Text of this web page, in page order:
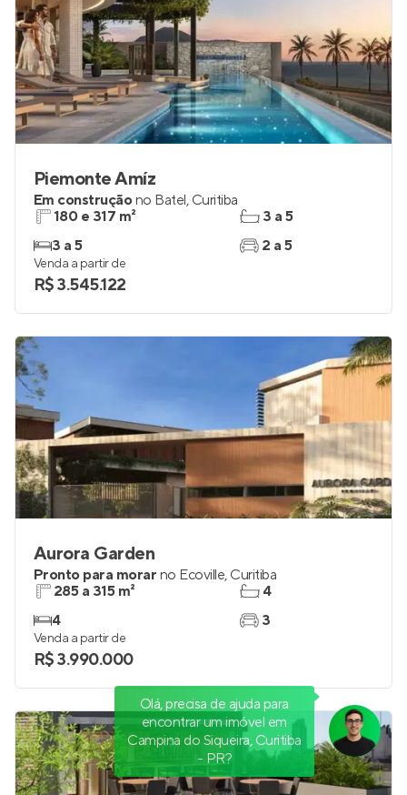
Piemonte Amíz
Em construçãono Batel, Curitiba
180 e 317 m²
3 a 5
3 a 5
2 a 5
Venda a partir de
R$ 3.545.122
Aurora Garden
Pronto para morar no Ecoville, Curitiba
285 a 315 m²
4
4
3
Venda a partir de
R$ 3.990.000
Olá, precisa de ajuda para
encontrar um imóvel em
Campina do Siqueira, Curitiba
- PR?